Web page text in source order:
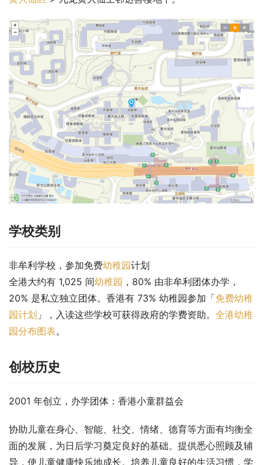
学校类别
非牟利学校，参加免费幼稚园计划
全港大约有 1,025 间幼稚园 ，80% 由非牟利团体办学，
20% 是私立独立团体。香港有 73% 幼稚园参加「免费幼稚
园计划 」，入读这些学校可获得政府的学费资助。 全港幼稚
园分布图表。
创校历史
2001 年创立，办学团体：香港小童群益会
协助儿童在身心、智能、社交、情绪、德育等方面有均衡全
面的发展，为日后学习奠定良好的基础。提供悉心照顾及辅
导，使儿童健康快乐地成长。培养儿童良好的生活习惯，学